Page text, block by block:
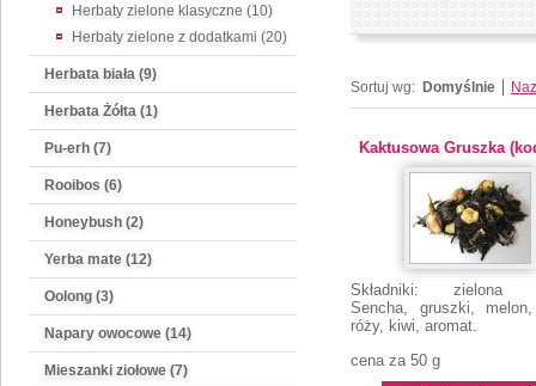
Herbaty zielone klasyczne (10)
Herbaty zielone z dodatkami (20)
Herbata biała (9)
Herbata Żółta (1)
Pu-erh (7)
Rooibos (6)
Honeybush (2)
Yerba mate (12)
Oolong (3)
Napary owocowe (14)
Mieszanki ziołowe (7)
Sortuj wg: Domyślnie
Kaktusowa Gruszka
Składniki: zielona
Sencha, gruszki,
róży, kiwi, aromat.
cena za 50 g